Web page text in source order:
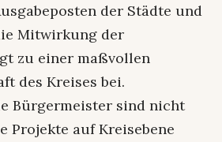
der Städte und
Mitwirkung der
zu einer maßvollen
des Kreises bei.
Bürgermeister sind nicht
Projekte auf Kreisebene